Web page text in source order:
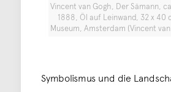
Vincent van Gogh, Der Sämann,
1888, Öl auf Leinwand, 32 x 40
Museum, Amsterdam (Vincent
Symbolismus und die